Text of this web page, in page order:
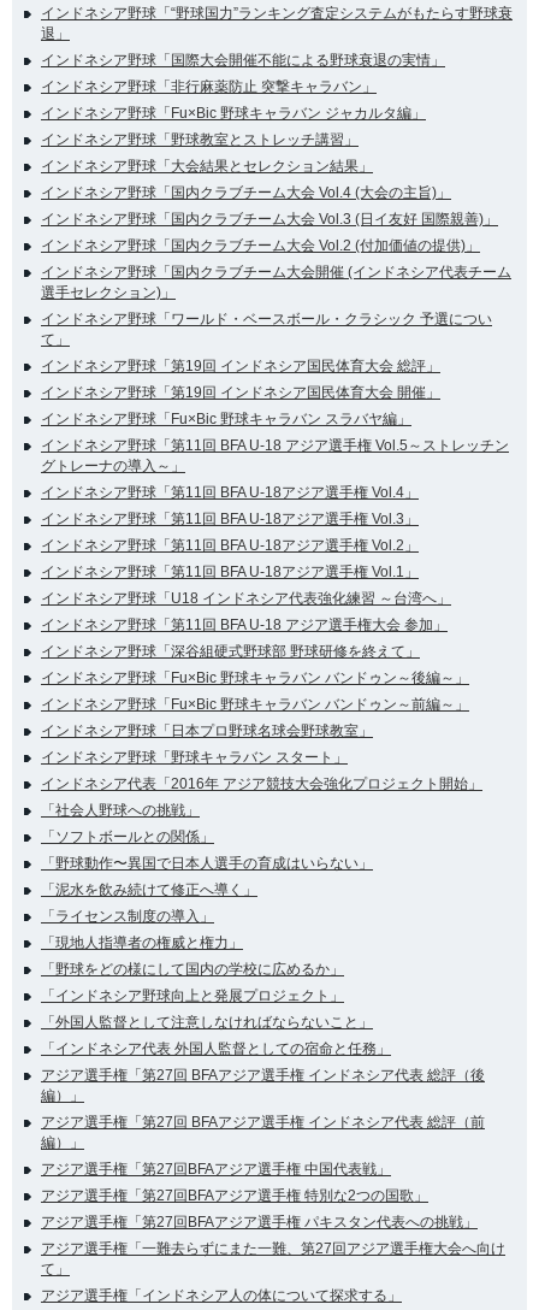
インドネシア野球「“野球国力”ランキング査定システムがもたらす野球衰
退」
インドネシア野球「国際大会開催不能による野球衰退の実情」
インドネシア野球「非行麻薬防止 突撃キャラバン」
インドネシア野球「Fu×Bic 野球キャラバン ジャカルタ編」
インドネシア野球「野球教室とストレッチ講習」
インドネシア野球「大会結果とセレクション結果」
インドネシア野球「国内クラブチーム大会 Vol.4 (大会の主旨)」
インドネシア野球「国内クラブチーム大会 Vol.3 (日イ友好 国際親善)」
インドネシア野球「国内クラブチーム大会 Vol.2 (付加価値の提供)」
インドネシア野球「国内クラブチーム大会開催 (インドネシア代表チーム
選手セレクション)」
インドネシア野球「ワールド・ベースボール・クラシック 予選につい
て」
インドネシア野球「第19回 インドネシア国民体育大会 総評」
インドネシア野球「第19回 インドネシア国民体育大会 開催」
インドネシア野球「Fu×Bic 野球キャラバン スラバヤ編」
インドネシア野球「第11回 BFA U-18 アジア選手権 Vol.5～ストレッチン
グトレーナの導入～」
インドネシア野球「第11回 BFA U-18アジア選手権 Vol.4」
インドネシア野球「第11回 BFA U-18アジア選手権 Vol.3」
インドネシア野球「第11回 BFA U-18アジア選手権 Vol.2」
インドネシア野球「第11回 BFA U-18アジア選手権 Vol.1」
インドネシア野球「U18 インドネシア代表強化練習 ～台湾へ」
インドネシア野球「第11回 BFA U-18 アジア選手権大会 参加」
インドネシア野球「深谷組硬式野球部 野球研修を終えて」
インドネシア野球「Fu×Bic 野球キャラバン バンドゥン～後編～」
インドネシア野球「Fu×Bic 野球キャラバン バンドゥン～前編～」
インドネシア野球「日本プロ野球名球会野球教室」
インドネシア野球「野球キャラバン スタート」
インドネシア代表「2016年 アジア競技大会強化プロジェクト開始」
「社会人野球への挑戦」
「ソフトボールとの関係」
「野球動作〜異国で日本人選手の育成はいらない」
「泥水を飲み続けて修正へ導く」
「ライセンス制度の導入」
「現地人指導者の権威と権力」
「野球をどの様にして国内の学校に広めるか」
「インドネシア野球向上と発展プロジェクト」
「外国人監督として注意しなければならないこと」
「インドネシア代表 外国人監督としての宿命と任務」
アジア選手権「第27回 BFAアジア選手権 インドネシア代表 総評（後
編）」
アジア選手権「第27回 BFAアジア選手権 インドネシア代表 総評（前
編）」
アジア選手権「第27回BFAアジア選手権 中国代表戦」
アジア選手権「第27回BFAアジア選手権 特別な2つの国歌」
アジア選手権「第27回BFAアジア選手権 パキスタン代表への挑戦」
アジア選手権「一難去らずにまた一難、第27回アジア選手権大会へ向け
て」
アジア選手権「インドネシア人の体について探求する」